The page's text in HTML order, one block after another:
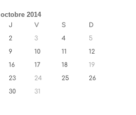
octobre 2014
J V S
D
2 3 4
5
9 10 11
12
16 17 18
19
23 24 25
26
30
31